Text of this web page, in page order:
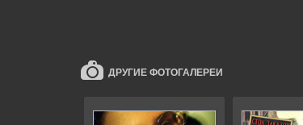
ДРУГИЕ ФОТОГАЛЕРЕИ